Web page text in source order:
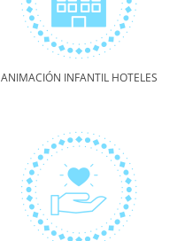
ANIMACIÓN INFANTIL HOTELES